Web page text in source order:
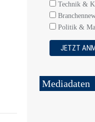
Technik &
Politik &
Mediadaten